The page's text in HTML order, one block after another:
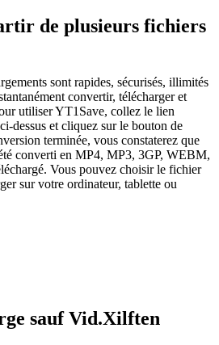
de plusieurs fichiers
sont rapides, sécurisés, illimités
convertir, télécharger et
utiliser YT1Save, collez le lien
dessus et cliquez sur le bouton de
terminée, vous constaterez que
converti en MP4, MP3, 3GP, WEBM,
Vous pouvez choisir le fichier
sur votre ordinateur, tablette ou
sauf Vid.Xilften